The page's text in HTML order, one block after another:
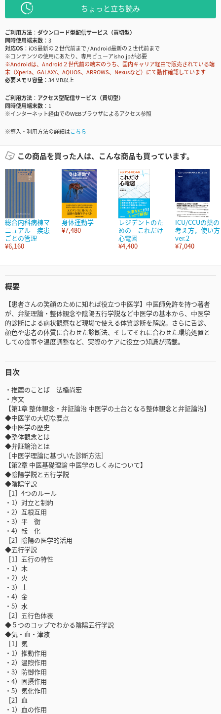
ちょっと立ち読み
ご利用方法
ダウンロード型配信サービス（買切型）
同時使用端末数
3
対応OS
iOS最新の２世代前まで / Android最新の２世代前まで
※コンテンツの使用にあたり、専用ビューアisho.jpが必要
※Androidは、Android２世代前の端末のうち、国内キャリア経由で販売されている端
末（Xperia、GALAXY、AQUOS、ARROWS、Nexusなど）にて動作確認しています
必要メモリ容量
34 MB以上
ご利用方法
アクセス型配信サービス（買切型）
同時使用端末数
1
※インターネット経由でのWEBブラウザによるアクセス参照
※導入・利用方法の詳細はこちら
この商品を買った人は、こんな商品も買っています。
総合内科病棟マ
ニュアル 疾患
ごとの管理
¥6,160
身体運動学
¥7,480
レジデントのた
めの これだけ
心電図
¥4,400
ICU/CCUの薬の
考え方，使い方
ver.2
¥7,040
概要
【患者さんの笑顔のために知れば役立つ中医学】中医師免許を持つ著者
が、弁証理論・整体観念や陰陽五行学説など中医学の基本から、中医学
的診断による病状観察など現場で使える体質診断を解説。さらに舌診、
顔色や患者の体質に合わせた診断法、そしてそれに合わせた環境処置と
しての食事や温度調整など、実際のケアに役立つ知識が満載。
目次
・推薦のことば 法橋尚宏
・序文
【第1章 整体観念・弁証論治 中医学の土台となる整体観念と弁証論治】
◆中医学の大切な要点
◆中医学の歴史
◆整体観念とは
◆弁証論治とは
［中医学理論に基づいた診断方法］
【第2章 中医基礎理論 中医学のしくみについて】
◆陰陽学説と五行学説
◆陰陽学説
［1］4つのルール
・1）対立と制約
・2）互根互用
・3）平 衡
・4）転 化
［2］陰陽の医学的活用
◆五行学説
［1］五行の特性
・1）木
・2）火
・3）土
・4）金
・5）水
［2］五行色体表
◆５つのコップでわかる陰陽五行学説
◆気・血・津液
［1］気
・1）推動作用
・2）温煦作用
・3）防御作用
・4）固摂作用
・5）気化作用
［2］血
・1）血の作用